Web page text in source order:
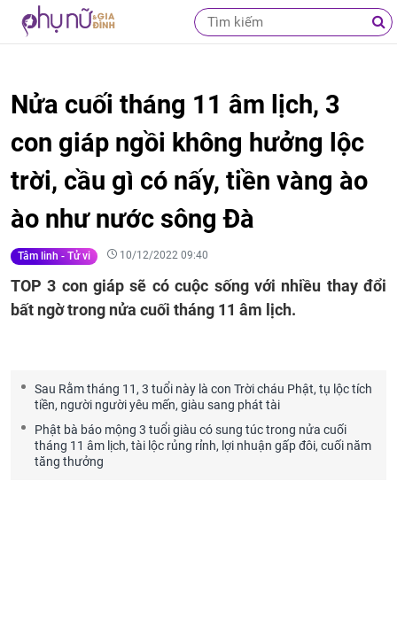
Nửa cuối tháng 11 âm lịch, 3
con giáp ngồi không hưởng lộc
trời, cầu gì có nấy, tiền vàng ào
ào như nước sông Đà
Tâm linh - Tử vi 10/12/2022 09:40
TOP 3 con giáp sẽ có cuộc sống với nhiều thay đổi
bất ngờ trong nửa cuối tháng 11 âm lịch.
Sau Rằm tháng 11, 3 tuổi này là con Trời cháu Phật, tụ lộc tích
tiền, người người yêu mến, giàu sang phát tài
Phật bà báo mộng 3 tuổi giàu có sung túc trong nửa cuối
tháng 11 âm lịch, tài lộc rủng rỉnh, lợi nhuận gấp đôi, cuối năm
tăng thưởng